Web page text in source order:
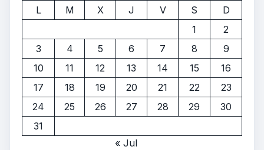
L
M X J V S
D
1
2
3
4 5 6 7 8
9
10
11 12 13 14 15
16
17
18 19 20 21 22
23
24
25 26 27 28 29
30
31
« Jul